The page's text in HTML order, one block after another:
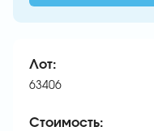
Лот:
63406
Стоимость: